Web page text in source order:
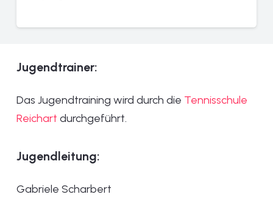
Jugendtrainer:
Das Jugendtraining wird durch die Tennisschule
Reichart durchgeführt.
Jugendleitung:
Gabriele Scharbert